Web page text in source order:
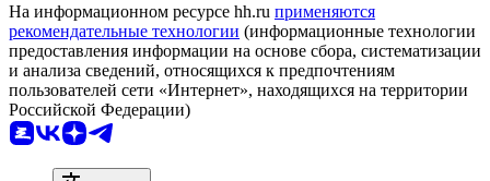
На информационном ресурсе hh.ru применяются
рекомендательные технологии (информационные технологии
предоставления информации на основе сбора, систематизации
и анализа сведений, относящихся к предпочтениям
пользователей сети «Интернет», находящихся на территории
Российской Федерации)